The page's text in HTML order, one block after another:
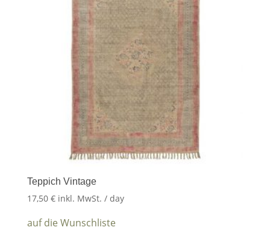
Teppich Vintage
17,50 € inkl. MwSt. / day
auf die Wunschliste